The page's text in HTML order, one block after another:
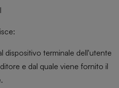
dispositivo terminale dell'utente
e dal quale viene fornito il